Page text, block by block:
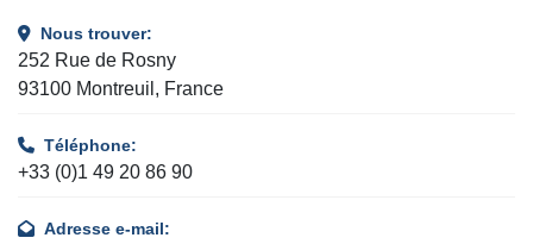
Nous trouver:
252 Rue de Rosny
93100 Montreuil, France
Téléphone:
+33 (0)1 49 20 86 90
Adresse e-mail: